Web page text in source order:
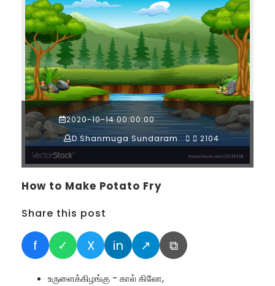
2020-10-14 00:00:00
D.Shanmuga Sundaram
2104
How to Make Potato Fry
Share this post
f ✓ X in ↗ ⧉
உருளைக்கிழங்கு - கால் கிலோ,